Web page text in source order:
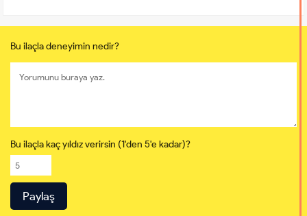
Bu ilaçla deneyimin nedir?
Bu ilaçla kaç yıldız verirsin (1'den 5'e kadar)?